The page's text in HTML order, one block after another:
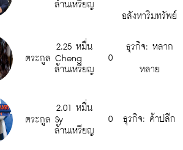
ล้านเหรียญ
อสังหาริมทรัพย์
ตระกูล Cheng
2.25 หมื่น
ล้านเหรียญ
0
ธุรกิจ: หลาก
หลาย
ตระกูล Sy
2.01 หมื่น
ล้านเหรียญ
0 ธุรกิจ: ค้าปลีก